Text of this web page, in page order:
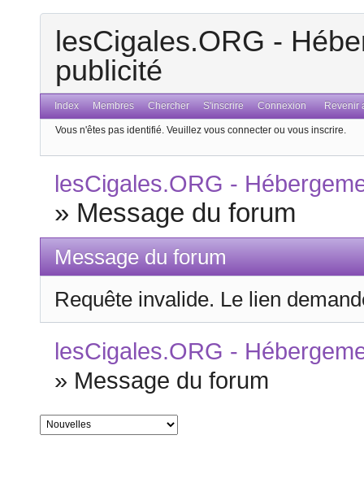
lesCigales.ORG -
publicité
Index Membres Chercher S'inscrire Connexion Revenir
Vous n'êtes pas identifié. Veuillez vous connecter ou vous inscrire.
lesCigales.ORG -
» Message du forum
Message du forum
Requête invalide. Le lien
lesCigales.ORG -
» Message du forum